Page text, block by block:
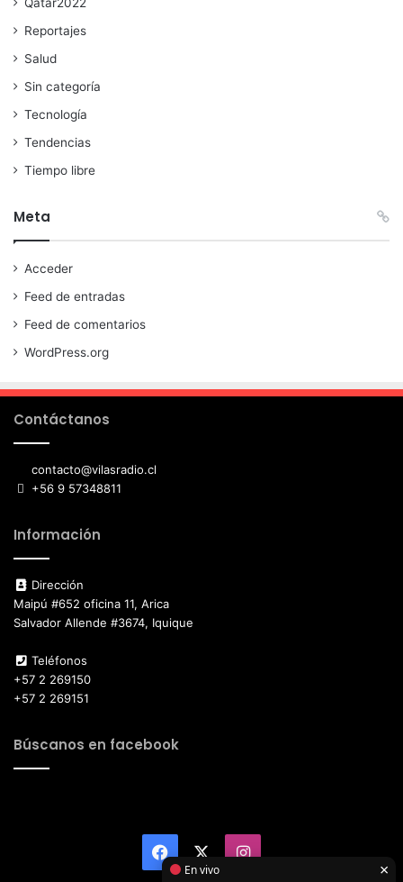
Reportajes
Salud
Sin categoría
Tecnología
Tendencias
Tiempo libre
Meta
Acceder
Feed de entradas
Feed de comentarios
WordPress.org
Contáctanos
contacto@vilasradio.cl
+56 9 57348811
Información
Dirección
Maipú #652 oficina 11, Arica
Salvador Allende #3674, Iquique
Teléfonos
+57 2 269150
+57 2 269151
Búscanos en facebook
Facebook Instagram
En vivo ×